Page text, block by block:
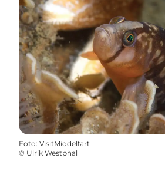
Foto: VisitMiddelfart
© Ulrik Westphal